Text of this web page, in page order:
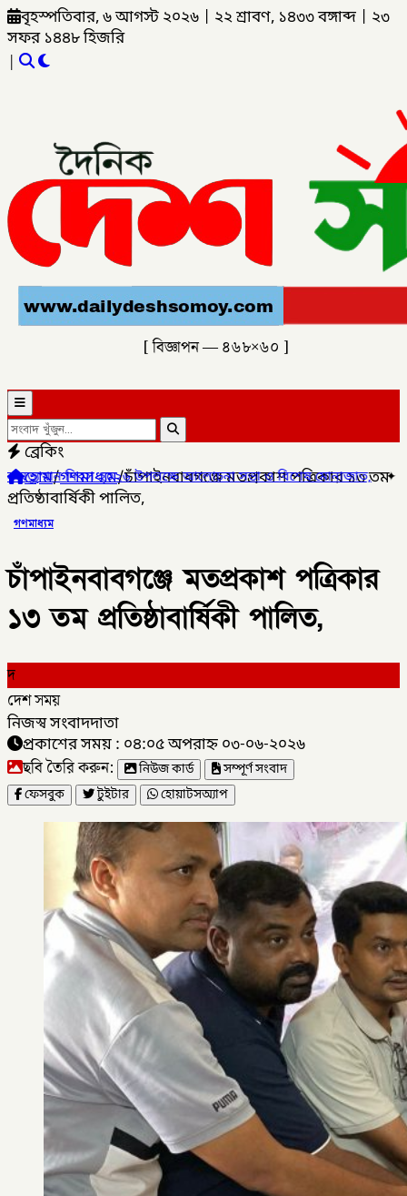
বৃহস্পতিবার, ৬ আগস্ট ২০২৬ ২২ শ্রাবণ, ১৪৩৩ বঙ্গাব্দ
২৩
সফর ১৪৪৮ হিজরি
|
[ বিজ্ঞাপন — ৪৬৮×৬০ ]
ব্রেকিং
উপলক্ষে আলোচনা সভা ও বিশেষ মোনাজাত,✦গলাচিপায় ১০ পিস
হোম/গণমাধ্যম/চাঁপাইনবাবগঞ্জে মতপ্রকাশ পত্রিকার ১৩ তম
প্রতিষ্ঠাবার্ষিকী পালিত,
গণমাধ্যম
চাঁপাইনবাবগঞ্জে মতপ্রকাশ পত্রিকার
১৩ তম প্রতিষ্ঠাবার্ষিকী পালিত,
দ
দেশ সময়
নিজস্ব সংবাদদাতা
প্রকাশের সময় : ০৪:০৫ অপরাহ্ন ০৩-০৬-২০২৬
ছবি তৈরি করুন: নিউজ কার্ড
সম্পূর্ণ সংবাদ
ফেসবুক
টুইটার হোয়াটসঅ্যাপ